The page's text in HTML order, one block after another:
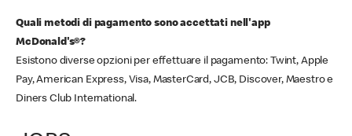
Quali metodi di pagamento sono accettati nell'app
McDonald's®?
Esistono diverse opzioni per effettuare il pagamento: Twint, Apple
Pay, American Express, Visa, MasterCard, JCB, Discover, Maestro e
Diners Club International.